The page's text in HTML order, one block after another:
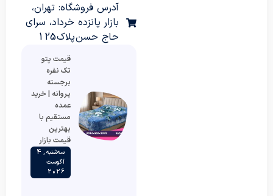
آدرس فروشگاه: تهران،
بازار پانزده خرداد، سرای
حاج حسن پلاک 125
قیمت پتو
تک نفره
برجسته
پروانه | خرید
عمده
مستقیم با
بهترین
قیمت بازار
سه‌شنبه , 4
آگوست
2026